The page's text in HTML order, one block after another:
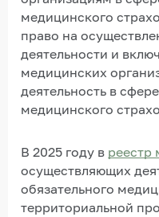
медицинского
право на
деятельности и
медицинских
деятельность в
медицинского
В 2025 году в реестр
осуществляющих
обязательного
территориальной